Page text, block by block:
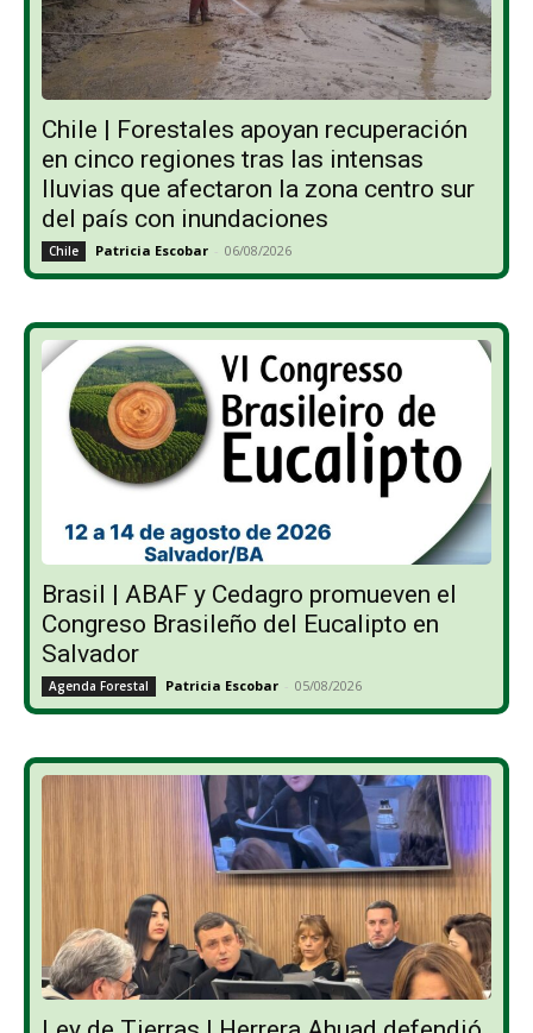
Chile | Forestales apoyan recuperación
en cinco regiones tras las intensas
lluvias que afectaron la zona centro sur
del país con inundaciones
Chile Patricia Escobar - 06/08/2026
Brasil | ABAF y Cedagro promueven el
Congreso Brasileño del Eucalipto en
Salvador
Agenda Forestal Patricia Escobar - 05/08/2026